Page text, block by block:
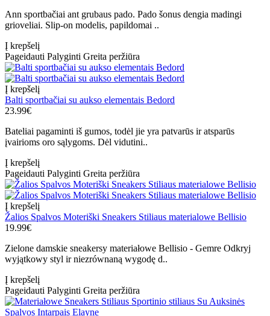
Ann sportbačiai ant grubaus pado. Pado šonus dengia madingi
grioveliai. Slip-on modelis, papildomai ..
Į krepšelį
Pageidauti Palyginti Greita peržiūra
Į krepšelį
Balti sportbačiai su aukso elementais Bedord
23.99€
Bateliai pagaminti iš gumos, todėl jie yra patvarūs ir atsparūs
įvairioms oro sąlygoms. Dėl vidutini..
Į krepšelį
Pageidauti Palyginti Greita peržiūra
Į krepšelį
Žalios Spalvos Moteriški Sneakers Stiliaus materialowe Bellisio
19.99€
Zielone damskie sneakersy materiałowe Bellisio - Gemre Odkryj
wyjątkowy styl ir niezrównaną wygodę d..
Į krepšelį
Pageidauti Palyginti Greita peržiūra